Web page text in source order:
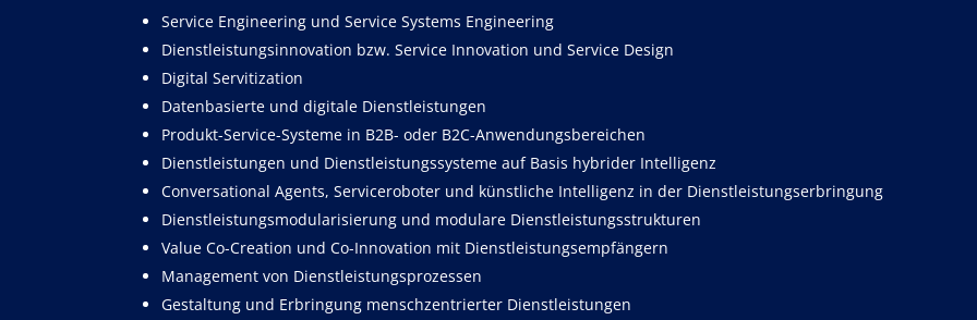
Service Engineering und Service Systems Engineering
Dienstleistungsinnovation bzw. Service Innovation und Service Design
Digital Servitization
Datenbasierte und digitale Dienstleistungen
Produkt-Service-Systeme in B2B- oder B2C-Anwendungsbereichen
Dienstleistungen und Dienstleistungssysteme auf Basis hybrider Intelligenz
Conversational Agents, Serviceroboter und künstliche Intelligenz in der Dienstleistungserbringung
Dienstleistungsmodularisierung und modulare Dienstleistungsstrukturen
Value Co-Creation und Co-Innovation mit Dienstleistungsempfängern
Management von Dienstleistungsprozessen
Gestaltung und Erbringung menschzentrierter Dienstleistungen